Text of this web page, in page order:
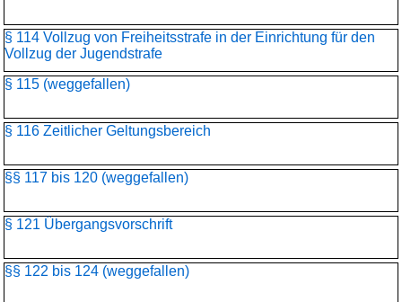
§ 114 Vollzug von Freiheitsstrafe in der Einrichtung für den
Vollzug der Jugendstrafe
§ 115 (weggefallen)
§ 116 Zeitlicher Geltungsbereich
§§ 117 bis 120 (weggefallen)
§ 121 Übergangsvorschrift
§§ 122 bis 124 (weggefallen)